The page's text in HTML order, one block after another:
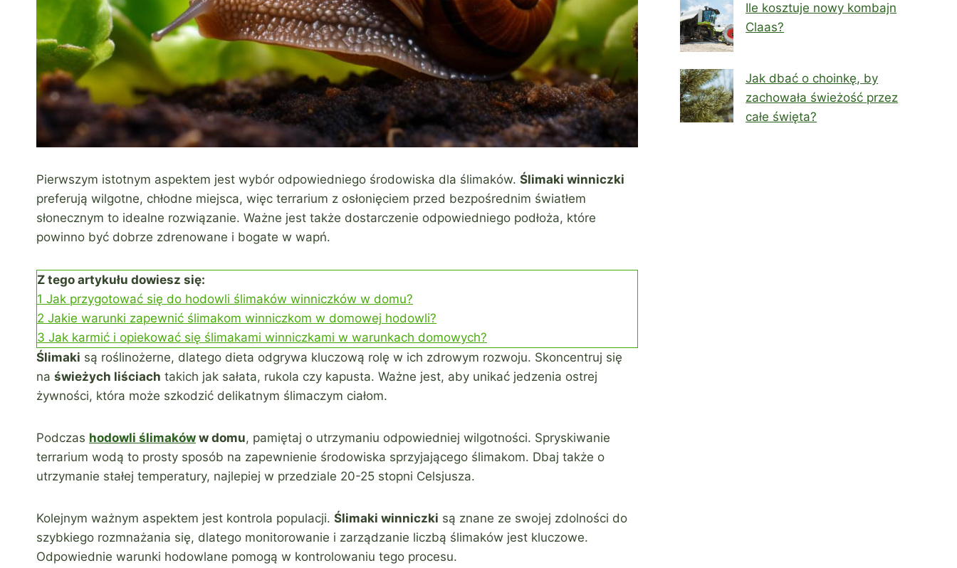
Pierwszym istotnym aspektem jest wybór odpowiedniego środowiska dla ślimaków. Ślimaki winniczki
preferują wilgotne, chłodne miejsca, więc terrarium z osłonięciem przed bezpośrednim światłem
słonecznym to idealne rozwiązanie. Ważne jest także dostarczenie odpowiedniego podłoża, które
powinno być dobrze zdrenowane i bogate w wapń.
Z tego artykułu dowiesz się:
1 Jak przygotować się do hodowli ślimaków winniczków w domu?
2 Jakie warunki zapewnić ślimakom winniczkom w domowej hodowli?
3 Jak karmić i opiekować się ślimakami winniczkami w warunkach domowych?
Ślimaki są roślinożerne, dlatego dieta odgrywa kluczową rolę w ich zdrowym rozwoju. Skoncentruj się
na świeżych liściach takich jak sałata, rukola czy kapusta. Ważne jest, aby unikać jedzenia ostrej
żywności, która może szkodzić delikatnym ślimaczym ciałom.
Podczas hodowli ślimaków w domu, pamiętaj o utrzymaniu odpowiedniej wilgotności. Spryskiwanie
terrarium wodą to prosty sposób na zapewnienie środowiska sprzyjającego ślimakom. Dbaj także o
utrzymanie stałej temperatury, najlepiej w przedziale 20-25 stopni Celsjusza.
Kolejnym ważnym aspektem jest kontrola populacji. Ślimaki winniczki są znane ze swojej zdolności do
szybkiego rozmnażania się, dlatego monitorowanie i zarządzanie liczbą ślimaków jest kluczowe.
Odpowiednie warunki hodowlane pomogą w kontrolowaniu tego procesu.
Ile kosztuje nowy kombajn
Claas?
Jak dbać o choinkę, by
zachowała świeżość przez
całe święta?